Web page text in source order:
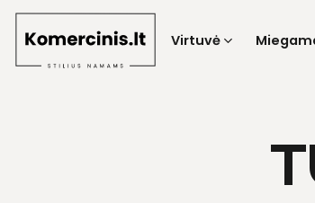
Skip
Virtuvė